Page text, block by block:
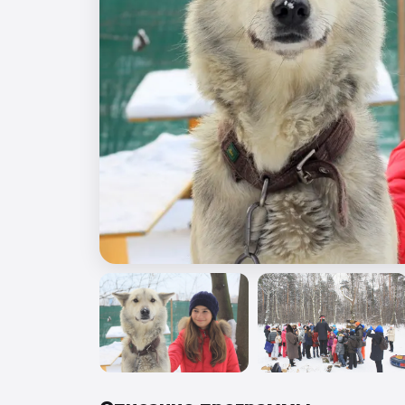
🎓 Выпускные 4 класса
📚 ПО ПРЕДМЕТАМ
Все предметы Литература История